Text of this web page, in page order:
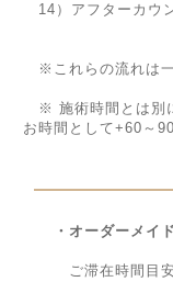
14）アフターカウ
※これらの流れは一
※ 施術時間とは別
お時間として+60～
・オーダーメ
ご滞在時間目安